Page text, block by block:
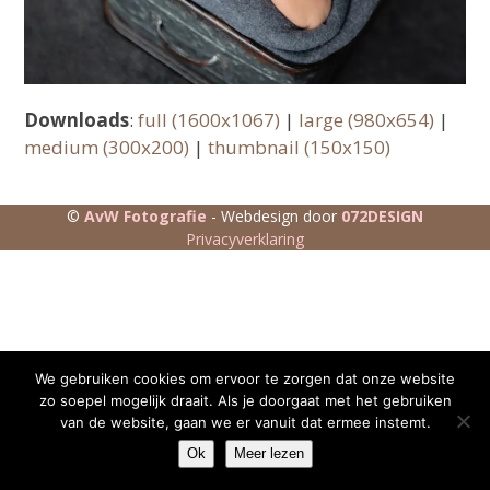
Downloads:full (1600x1067) | large (980x654) |
medium (300x200) |thumbnail (150x150)
© AvW Fotografie - Webdesign door 072DESIGN
Privacyverklaring
We gebruiken cookies om ervoor te zorgen dat onze website
zo soepel mogelijk draait. Als je doorgaat met het gebruiken
van de website, gaan we er vanuit dat ermee instemt.
Ok Meer lezen